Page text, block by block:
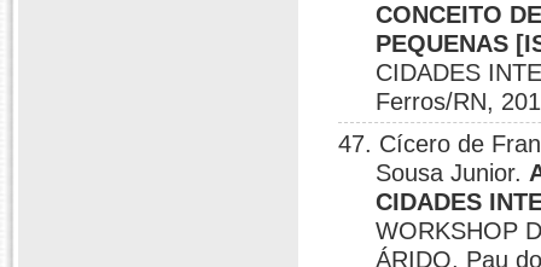
CONCEITO
PEQUENAS
CIDADES
Ferros/RN,
47. Cícero de
Sousa Junior.
CIDADES
WORKSHOP
ÁRIDO, Pau